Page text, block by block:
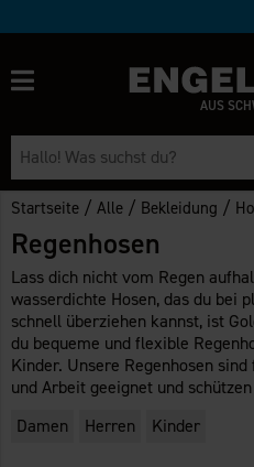
AUS
Startseite /Alle / Bekleidung /
Regenhosen
Lass dich nicht vom Regen
wasserdichte Hosen, das du bei
schnell überziehen kannst, ist
du bequeme und flexible
Kinder. Unsere Regenhosen
und Arbeit geeignet und
Damen
Herren Kinder